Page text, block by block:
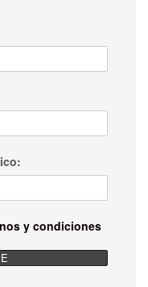
y condiciones